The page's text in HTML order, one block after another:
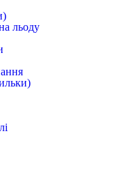
льоду